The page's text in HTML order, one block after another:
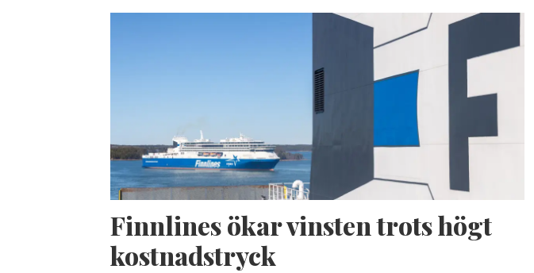
Finnlines ökar vinsten trots högt
kostnadstryck